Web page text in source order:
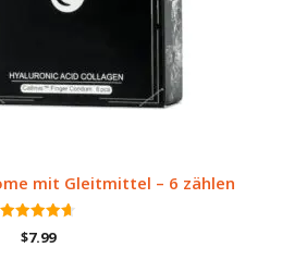
mit Gleitmittel – 6 zählen
4.67
von 5
$7.99